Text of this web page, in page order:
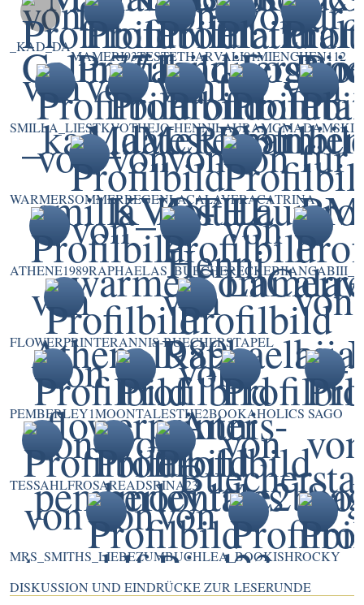
_KAD_DA
MAMERI93TESTETHARVALI01MIENCHEN112
SMILLA_LIESTKVOTHEJO-HENNILAURAMGMADAMSKI
WARMERSOMMERREGENLACALAVERACATRINA
ATHENE1989RAPHAELAS_BUECHERECKEBIIANCABIII_
FLOWERPRINTERANNIS-BUECHERSTAPEL
PEMBERLEY1MOONTALESTHE2BOOKAHOLICS SAGO
TESSAHLFROSAREADSRINA23
MRS_SMITHS_LIEBEZUMBUCHLEA_BOOKISHROCKY
DISKUSSION UND EINDRÜCKE ZUR LESERUNDE